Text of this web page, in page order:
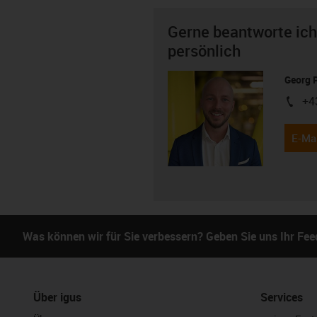
Gerne beantworte
persönlich
Georg
igus-
E-
Was können wir für Sie verbessern? Geben Sie uns Ihr
Über igus Services